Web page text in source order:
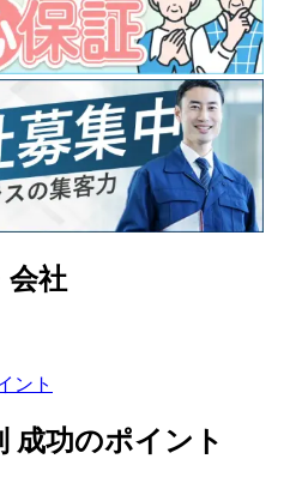
会社
ント
成功のポイント